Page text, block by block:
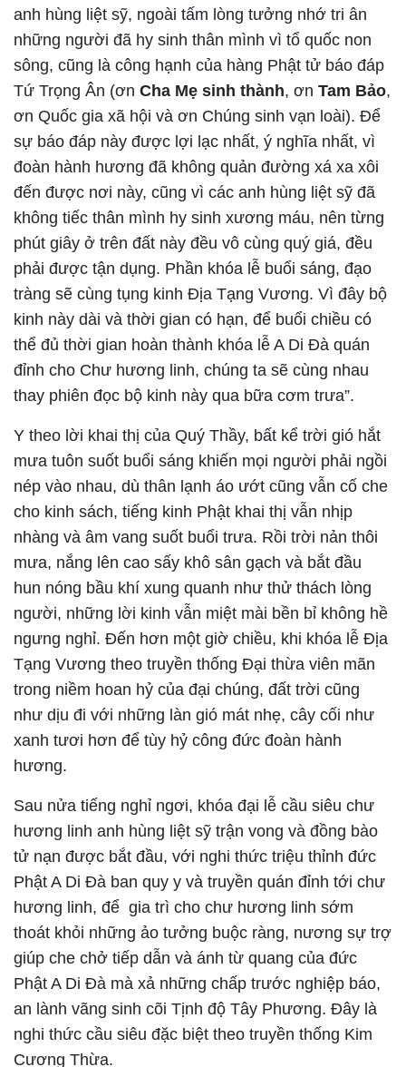
anh hùng liệt sỹ, ngoài tấm lòng tưởng nhớ tri ân
những người đã hy sinh thân mình vì tổ quốc non
sông, cũng là công hạnh của hàng Phật tử báo đáp
Tứ Trọng Ân (ơn Cha Mẹ sinh thành, ơn Tam Bảo,
ơn Quốc gia xã hội và ơn Chúng sinh vạn loài). Để
sự báo đáp này được lợi lạc nhất, ý nghĩa nhất, vì
đoàn hành hương đã không quản đường xá xa xôi
đến được nơi này, cũng vì các anh hùng liệt sỹ đã
không tiếc thân mình hy sinh xương máu, nên từng
phút giây ở trên đất này đều vô cùng quý giá, đều
phải được tận dụng. Phần khóa lễ buổi sáng, đạo
tràng sẽ cùng tụng kinh Địa Tạng Vương. Vì đây bộ
kinh này dài và thời gian có hạn, để buổi chiều có
thể đủ thời gian hoàn thành khóa lễ A Di Đà quán
đỉnh cho Chư hương linh, chúng ta sẽ cùng nhau
thay phiên đọc bộ kinh này qua bữa cơm trưa”.
Y theo lời khai thị của Quý Thầy, bất kể trời gió hắt
mưa tuôn suốt buổi sáng khiến mọi người phải ngồi
nép vào nhau, dù thân lạnh áo ướt cũng vẫn cố che
cho kinh sách, tiếng kinh Phật khai thị vẫn nhịp
nhàng và âm vang suốt buổi trưa. Rồi trời nản thôi
mưa, nắng lên cao sấy khô sân gạch và bắt đầu
hun nóng bầu khí xung quanh như thử thách lòng
người, những lời kinh vẫn miệt mài bền bỉ không hề
ngưng nghỉ. Đến hơn một giờ chiều, khi khóa lễ Địa
Tạng Vương theo truyền thống Đại thừa viên mãn
trong niềm hoan hỷ của đại chúng, đất trời cũng
như dịu đi với những làn gió mát nhẹ, cây cối như
xanh tươi hơn để tùy hỷ công đức đoàn hành
hương.
Sau nửa tiếng nghỉ ngơi, khóa đại lễ cầu siêu chư
hương linh anh hùng liệt sỹ trận vong và đồng bào
tử nạn được bắt đầu, với nghi thức triệu thỉnh đức
Phật A Di Đà ban quy y và truyền quán đỉnh tới chư
hương linh, để gia trì cho chư hương linh sớm
thoát khỏi những ảo tưởng buộc ràng, nương sự trợ
giúp che chở tiếp dẫn và ánh từ quang của đức
Phật A Di Đà mà xả những chấp trước nghiệp báo,
an lành vãng sinh cõi Tịnh độ Tây Phương. Đây là
nghi thức cầu siêu đặc biệt theo truyền thống Kim
Cương Thừa.